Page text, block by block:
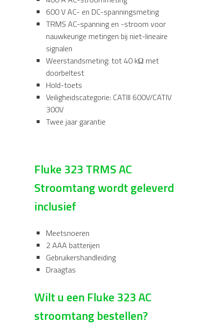
600 V AC- en DC-spanningsmeting
TRMS AC-spanning en -stroom voor
nauwkeurige metingen bij niet-lineaire
signalen
Weerstandsmeting: tot 40 kΩ met
doorbeltest
Hold-toets
Veiligheidscategorie: CATIII 600V/CATIV
300V
Twee jaar garantie
Fluke 323 TRMS AC
Stroomtang wordt geleverd
inclusief
Meetsnoeren
2 AAA batterijen
Gebruikershandleiding
Draagtas
Wilt u een Fluke 323 AC
stroomtang bestellen?